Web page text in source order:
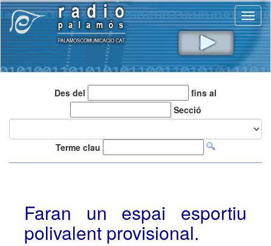
Des del
fins al
Secció
Terme clau
Faran un espai esportiu
polivalent provisional.